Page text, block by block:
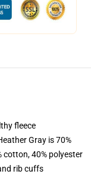
fleece
Gray is 70%
cotton, 40% polyester
rib cuffs